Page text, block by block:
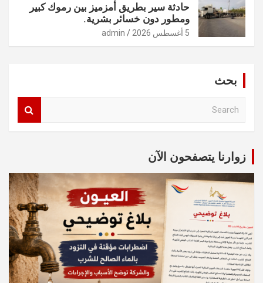
حادثة سير بطريق أمزميز بين رموك كبير
ومطور دون خسائر بشرية.
5 أغسطس 2026 admin
بحث
c
h
زوارنا يتصفحون الآن